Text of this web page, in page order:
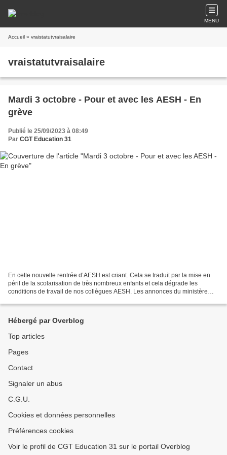
MENU
Accueil » vraistatutvraisalaire
vraistatutvraisalaire
Mardi 3 octobre - Pour et avec les AESH - En
grève
Publié le 25/09/2023 à 08:49
Par CGT Education 31
En cette nouvelle rentrée d’AESH est criant. Cela se traduit par la mise en
péril de la scolarisation de très nombreux enfants et cela dégrade les
conditions de travail de nos collègues AESH. Les annonces du ministère
Hébergé par Overblog
Top articles
Pages
Contact
Signaler un abus
C.G.U.
Cookies et données personnelles
Préférences cookies
Voir le profil de CGT Education 31 sur le portail Overblog